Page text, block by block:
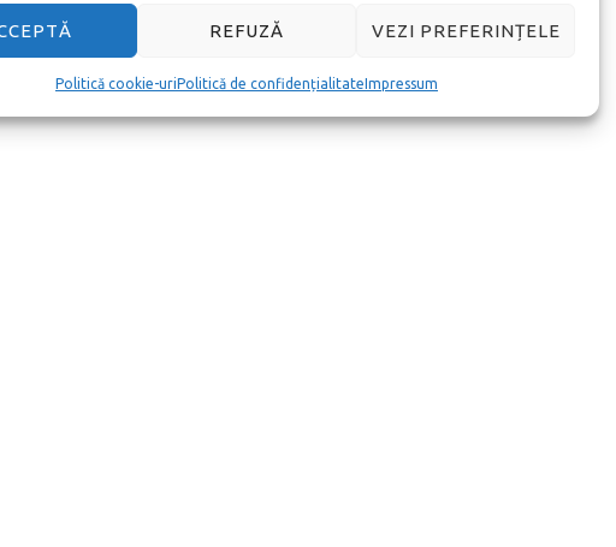
REFUZĂ VEZI PREFERINȚELE
Politică cookie-uriPolitică de confidențialitateImpressum